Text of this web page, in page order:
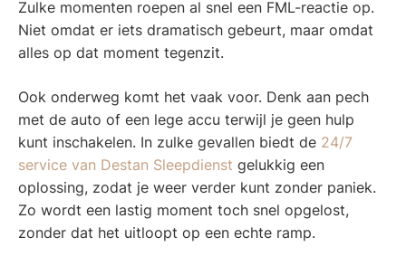
Zulke momenten roepen al snel een FML-reactie op.
Niet omdat er iets dramatisch gebeurt, maar omdat
alles op dat moment tegenzit.
Ook onderweg komt het vaak voor. Denk aan pech
met de auto of een lege accu terwijl je geen hulp
kunt inschakelen. In zulke gevallen biedt de 24/7
service van Destan Sleepdienst gelukkig een
oplossing, zodat je weer verder kunt zonder paniek.
Zo wordt een lastig moment toch snel opgelost,
zonder dat het uitloopt op een echte ramp.